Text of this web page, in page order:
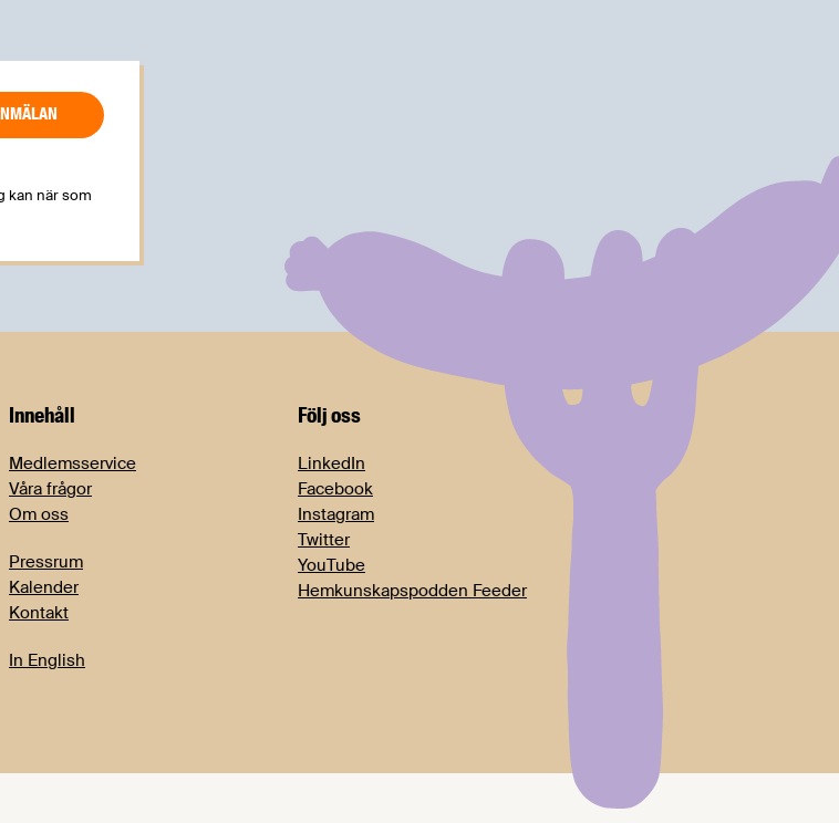
kan när som
Innehåll
Medlemsservice
Våra frågor
Om oss
Pressrum
Kalender
Kontakt
In English
Följ oss
LinkedIn
Facebook
Instagram
Twitter
YouTube
Hemkunskapspodden Feeder